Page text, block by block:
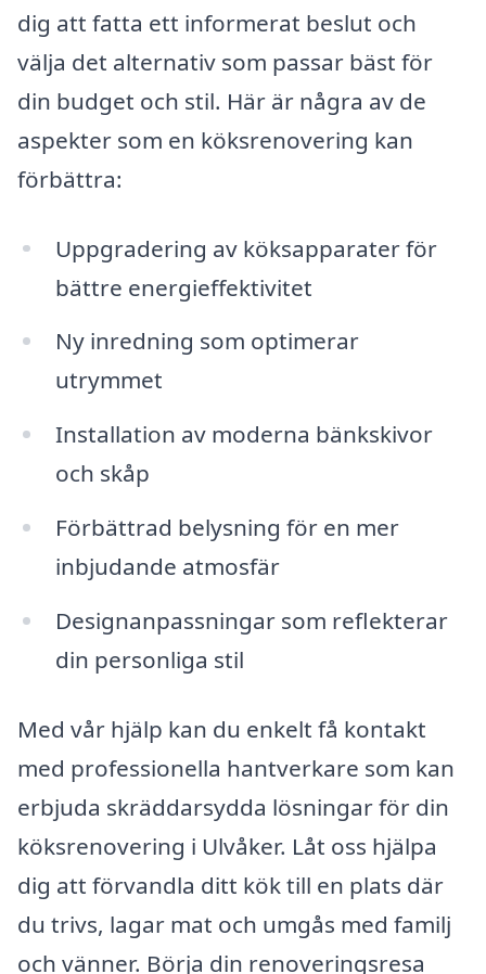
dig att fatta ett informerat beslut och
välja det alternativ som passar bäst för
din budget och stil. Här är några av de
aspekter som en köksrenovering kan
förbättra:
Uppgradering av köksapparater för
bättre energieffektivitet
Ny inredning som optimerar
utrymmet
Installation av moderna bänkskivor
och skåp
Förbättrad belysning för en mer
inbjudande atmosfär
Designanpassningar som reflekterar
din personliga stil
Med vår hjälp kan du enkelt få kontakt
med professionella hantverkare som kan
erbjuda skräddarsydda lösningar för din
köksrenovering i Ulvåker. Låt oss hjälpa
dig att förvandla ditt kök till en plats där
du trivs, lagar mat och umgås med familj
och vänner. Börja din renoveringsresa